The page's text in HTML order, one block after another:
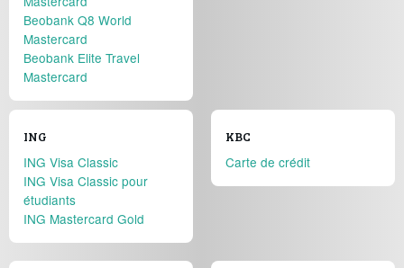
Beobank Q8 World
Mastercard
Beobank Elite Travel
Mastercard
ING
ING Visa Classic
ING Visa Classic pour
étudiants
ING Mastercard Gold
KBC
Carte de crédit